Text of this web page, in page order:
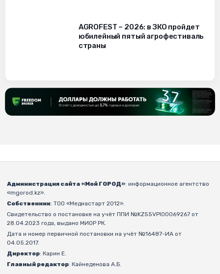
AGROFEST – 2026: в ЗКО пройдет
юбилейный пятый агрофестиваль
страны
Администрация сайта «Мой ГОРОД»: информационное агентство
«mgorod.kz».
Собственник: ТОО «Медиастарт 2012».
Свидетельство о постановке на учёт ППИ №KZ55VPI00069267 от
28.04.2023 года, выдано МИОР РК.
Дата и номер первичной постановки на учёт №16487-ИА от
04.05.2017.
Директор: Карин Е.
Главный редактор: Кайнеденова А.Б.